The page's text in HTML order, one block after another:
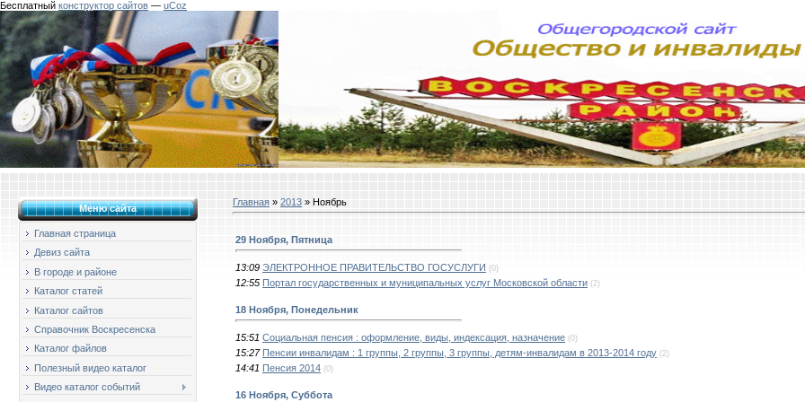
Бесплатный конструктор сайтов — uCoz
Меню сайта
Главная страница
Девиз сайта
В городе и районе
Каталог статей
Каталог сайтов
Справочник Воскресенска
Каталог файлов
Полезный видео каталог
Видео каталог событий
Главная » 2013 » Ноябрь
29 Ноября, Пятница
13:09 ЭЛЕКТРОННОЕ ПРАВИТЕЛЬСТВО ГОСУСЛУГИ (0)
12:55 Портал государственных и муниципальных услуг Московской области (2)
18 Ноября, Понедельник
15:51 Социальная пенсия : оформление, виды, индексация, назначение (0)
15:27 Пенсии инвалидам : 1 группы, 2 группы, 3 группы, детям-инвалидам в 2013-2014 году (2)
14:41 Пенсия 2014 (0)
16 Ноября, Суббота